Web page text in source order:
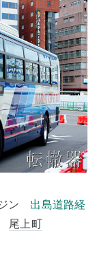
ン 出島道路経
尾上町